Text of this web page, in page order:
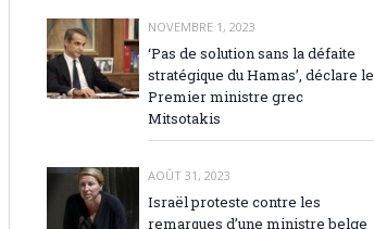
NOVEMBRE 1, 2023
‘Pas de solution sans la défaite
stratégique du Hamas’, déclare le
Premier ministre grec
Mitsotakis
AOÛT 31, 2023
Israël proteste contre les
remarques d’une ministre belge